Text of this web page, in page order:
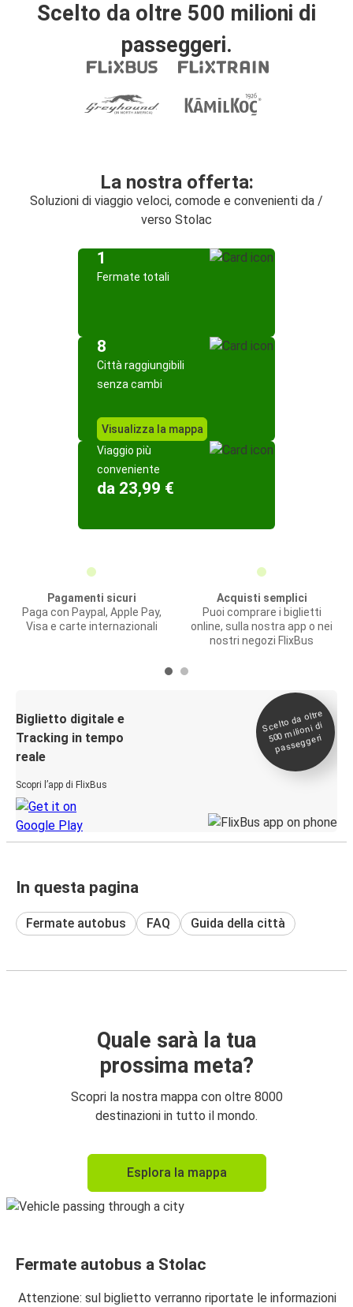
Scelto da oltre 500 milioni di
passeggeri.
La nostra offerta:
Soluzioni di viaggio veloci, comode e convenienti da /
verso Stolac
1
Fermate totali
8
Città raggiungibili
senza cambi
Visualizza la mappa
Viaggio più
conveniente
da 23,99 €
Pagamenti sicuri
Paga con Paypal, Apple Pay,
Visa e carte internazionali
Acquisti semplici
Puoi comprare i biglietti
online, sulla nostra app o nei
nostri negozi FlixBus
Biglietto digitale e
Tracking in tempo
reale
Scopri l’app di FlixBus
Scelto da oltre
500
milioni di
passeggeri
In questa pagina
Fermate autobus FAQ Guida della città
Quale sarà la tua
prossima meta?
Scopri la nostra mappa con oltre 8000
destinazioni in tutto il mondo.
Esplora la mappa
Fermate autobus a Stolac
Attenzione: sul biglietto verranno riportate le informazioni